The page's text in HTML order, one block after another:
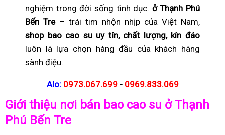
nghiệm trong đời sống tình dục. ở Thạnh Phú
Bến Tre– trái tim nhộn nhịp của Việt Nam,
shop bao cao su uy tín, chất lượng, kín đáo
luôn là lựa chọn hàng đầu của khách hàng
sành điệu.
Alo: 0973.067.699 - 0969.833.069
Giới thiệu nơi bán bao cao su ở Thạnh
Phú Bến Tre